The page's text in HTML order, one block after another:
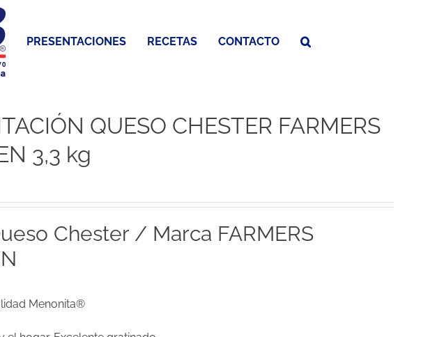
PRESENTACIONES RECETAS CONTACTO
QUESO CHESTER FARMERS
3,3 kg
Chester / Marca FARMERS
Menonita®